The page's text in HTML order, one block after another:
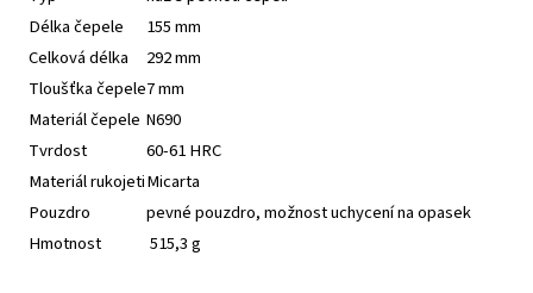
Délka čepele
155 mm
Celková délka
292 mm
Tloušťka čepele7 mm
Materiál čepele N690
Tvrdost
60-61 HRC
Materiál rukojetiMicarta
Pouzdro
pevné pouzdro, možnost uchycení na opasek
Hmotnost
515,3 g